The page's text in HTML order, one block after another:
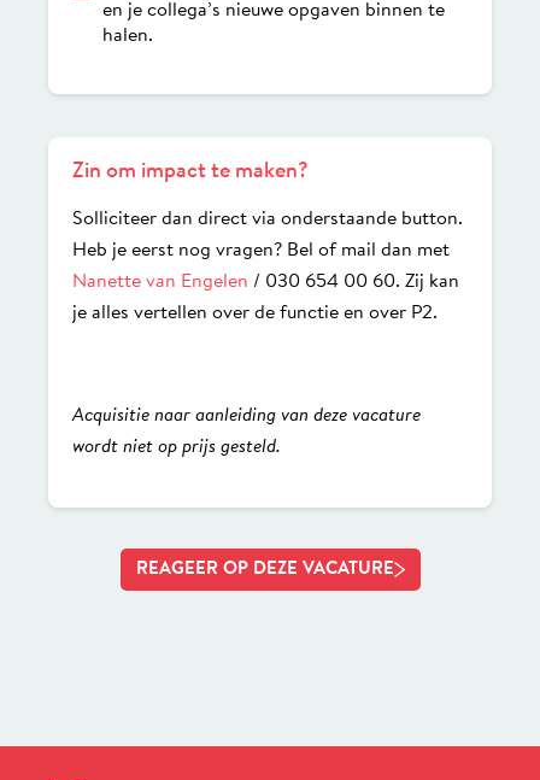
en je collega’s nieuwe opgaven binnen te
halen.
Zin om impact te maken?
Solliciteer dan direct via onderstaande button.
Heb je eerst nog vragen? Bel of mail dan met
Nanette van Engelen / 030 654 00 60. Zij kan
je alles vertellen over de functie en over P2.
Acquisitie naar aanleiding van deze vacature
wordt niet op prijs gesteld.
REAGEER OP DEZE VACATURE